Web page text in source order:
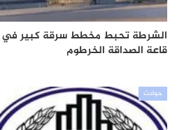
الشرطة تحبط مخطط سرقة كبير في
قاعة الصداقة الخرطوم
حوادث